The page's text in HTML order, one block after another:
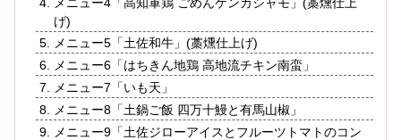
げ)
メニュー5「土佐和牛」(藁燻仕上げ)
メニュー6「はちきん地鶏 高地流チキン南蛮」
メニュー7「いも天」
メニュー8「土鍋ご飯 四万十鰻と有馬山椒」
メニュー9「土佐ジローアイスとフルーツトマトのコン